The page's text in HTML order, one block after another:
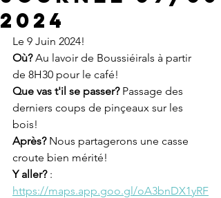
2024
Le 9 Juin 2024!
Où? Au lavoir de Boussiéirals à partir
de 8H30 pour le café!
Que vas t'il se passer? Passage des
derniers coups de pinçeaux sur les
bois!
Après? Nous partagerons une casse
croute bien mérité!
Y aller? :
https://maps.app.goo.gl/oA3bnDX1yRF